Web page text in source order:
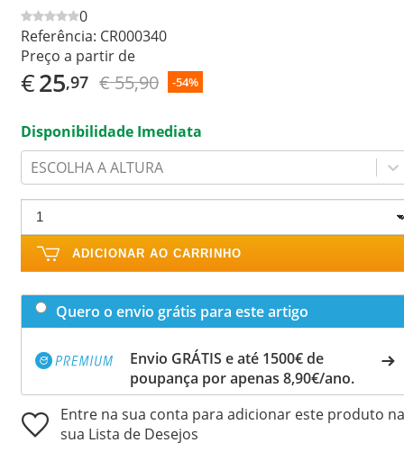
0
Referência: CR000340
Preço a partir de
€25,97 € 55,90 -54%
Disponibilidade Imediata
ESCOLHA A ALTURA
ADICIONAR AO CARRINHO
Quero o envio grátis para este artigo
Envio GRÁTIS e até 1500€ de
poupança por apenas 8,90€/ano.
Entre na sua conta para adicionar este produto na
sua Lista de Desejos